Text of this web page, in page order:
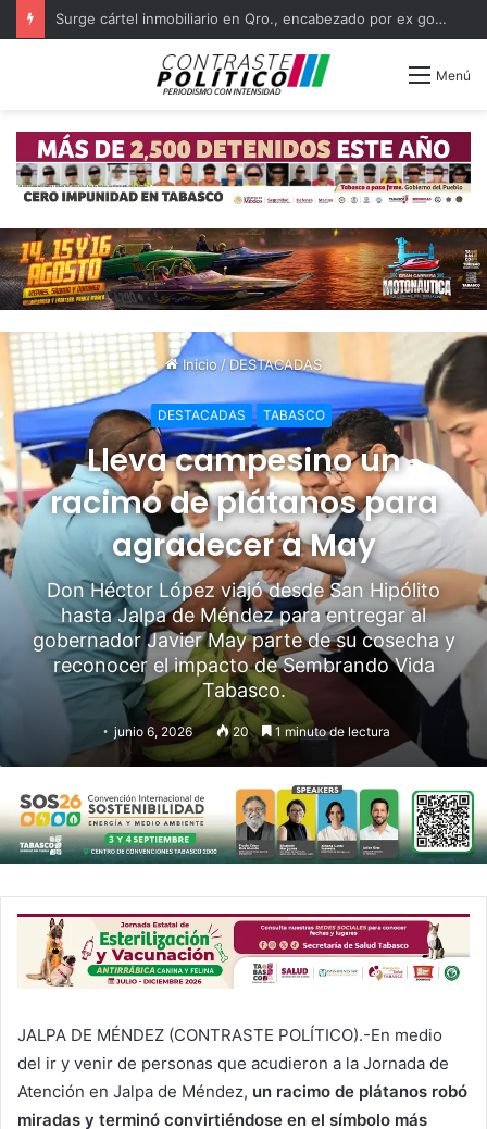
Catean presunto punto de venta de droga y hallan motos desvalijadas
Menú
Inicio/DESTACADAS
DESTACADAS TABASCO
Lleva campesino un
racimo de plátanos para
agradecer a May
Don Héctor López viajó desde San Hipólito
hasta Jalpa de Méndez para entregar al
gobernador Javier May parte de su cosecha y
reconocer el impacto de Sembrando Vida
Tabasco.
junio 6, 2026 20 1 minuto de lectura
JALPA DE MÉNDEZ (CONTRASTE POLÍTICO).-En medio
del ir y venir de personas que acudieron a la Jornada de
Atención en Jalpa de Méndez, un racimo de plátanos robó
miradas y terminó convirtiéndose en el símbolo más